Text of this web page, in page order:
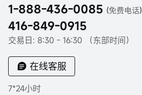
1-888-436-0085 (免费电话)
416-849-0915
交易日: 8:30 - 16:30 （东部时间）
在线客服
7*24小时